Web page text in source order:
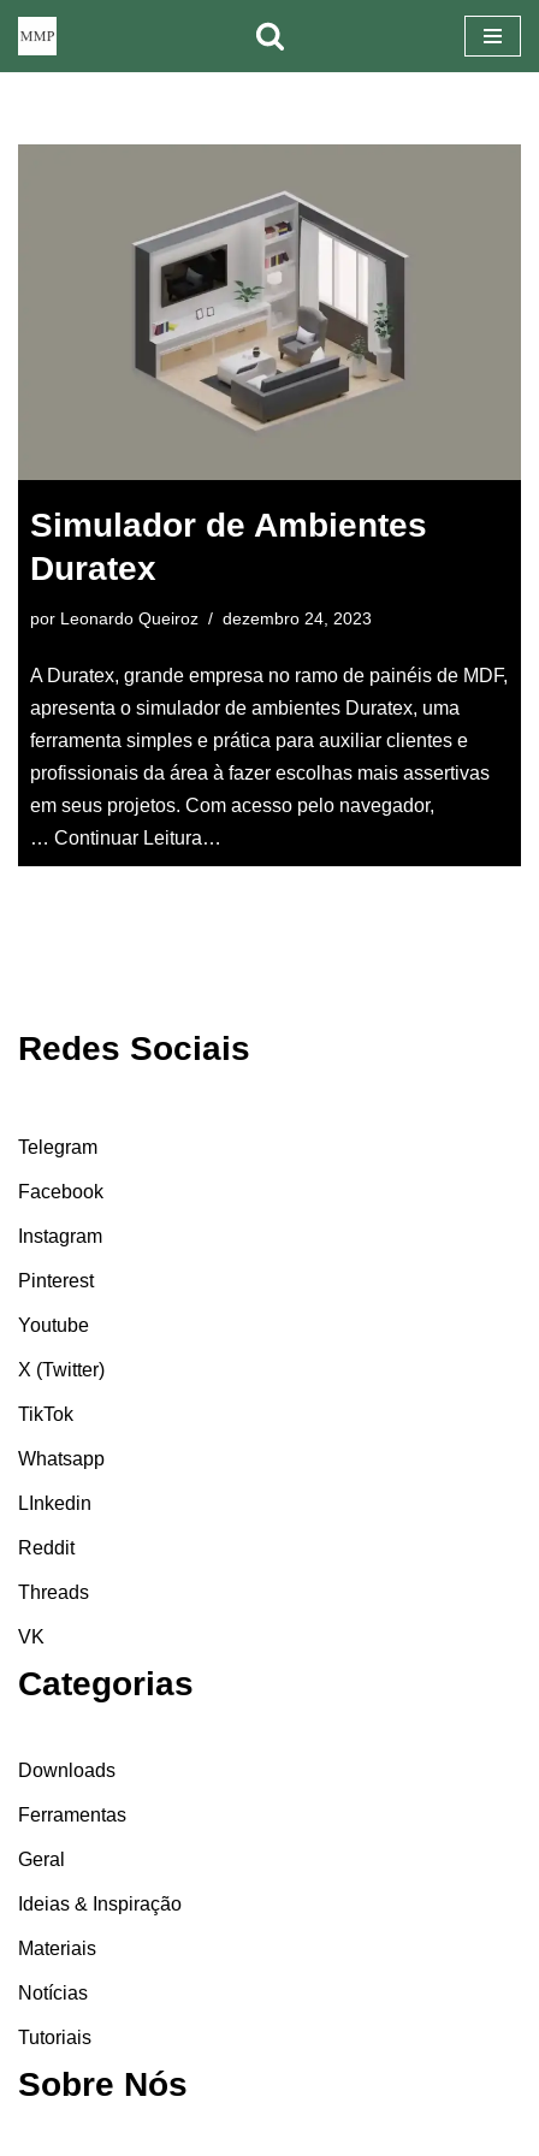
Simulador de Ambientes
Duratex
por Leonardo Queiroz dezembro 24, 2023
A Duratex, grande empresa no ramo de painéis de MDF,
apresenta o simulador de ambientes Duratex, uma
ferramenta simples e prática para auxiliar clientes e
profissionais da área à fazer escolhas mais assertivas
em seus projetos. Com acesso pelo navegador,
… Continuar Leitura…
Redes Sociais
Telegram
Facebook
Instagram
Pinterest
Youtube
X (Twitter)
TikTok
Whatsapp
LInkedin
Reddit
Threads
VK
Categorias
Downloads
Ferramentas
Geral
Ideias & Inspiração
Materiais
Notícias
Tutoriais
Sobre Nós